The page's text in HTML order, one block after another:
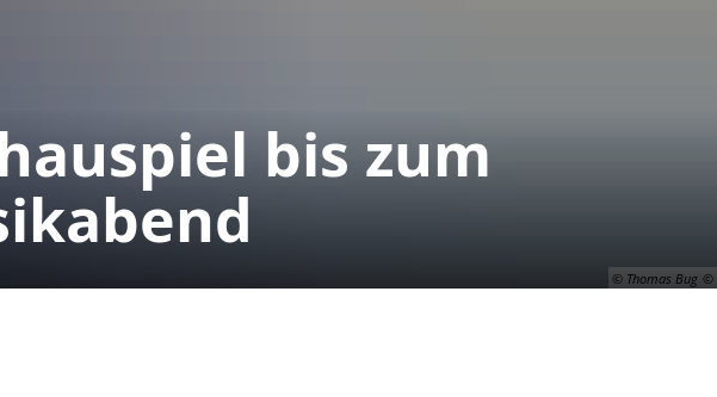
© Thomas Bug
bis zum